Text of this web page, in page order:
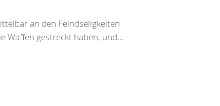
an den Feindseligkeiten
Waffen gestreckt haben, und...